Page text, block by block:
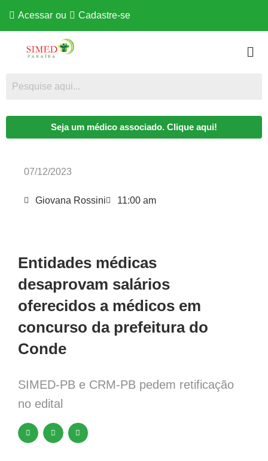
Acessar ou Cadastre-se
Seja um médico associado. Clique aqui!
07/12/2023
Giovana Rossini 11:00 am
Entidades médicas
desaprovam salários
oferecidos a médicos em
concurso da prefeitura do
Conde
SIMED-PB e CRM-PB pedem retificação
no edital